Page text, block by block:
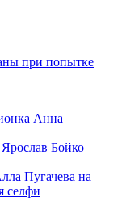
при попытке
Анна
Бойко
Пугачева на
селфи